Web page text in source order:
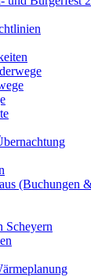
(Buchungen
Scheyern